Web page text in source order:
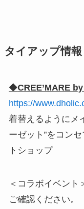
タイアップ情報
◆CREE’MARE
https://
着替えるようにメ
ーゼット”をコン
トショップ
＜コラボイベン
ご確認ください。